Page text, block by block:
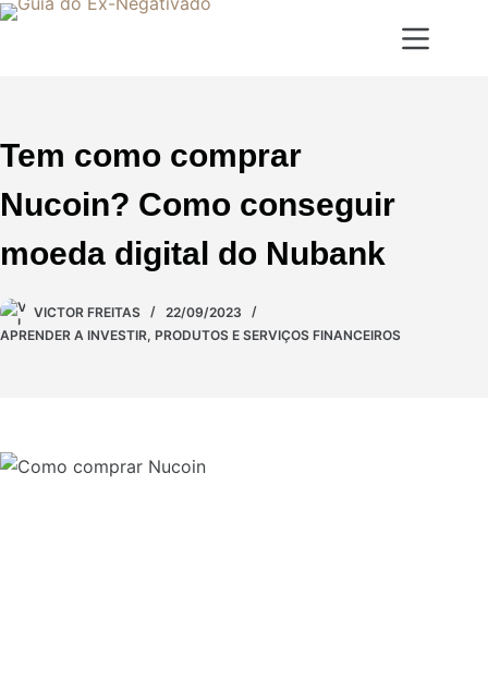
Tem como comprar
Nucoin? Como conseguir
moeda digital do Nubank
VICTOR FREITAS
22/09/2023
APRENDER A INVESTIR, PRODUTOS E SERVIÇOS FINANCEIROS